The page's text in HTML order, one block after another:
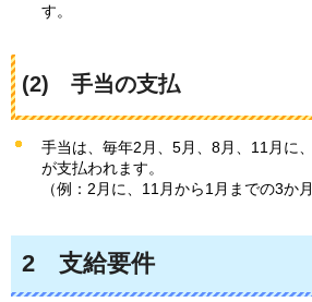
す。
(2) 手当の支払
手当は、毎年2月、5月、8月、11月に
が支払われます。
（例：2月に、11月から1月までの3か
2 支給要件